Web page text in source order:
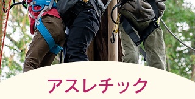
アスレチック